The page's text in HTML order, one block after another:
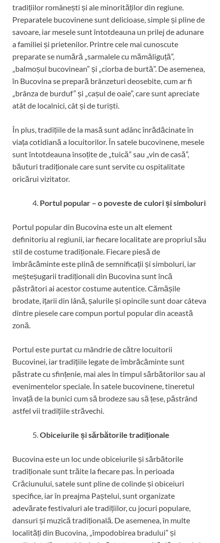
tradițiilor românești și ale minorităților din regiune.
Preparatele bucovinene sunt delicioase, simple și pline de
savoare, iar mesele sunt întotdeauna un prilej de adunare
a familiei și prietenilor. Printre cele mai cunoscute
preparate se numără „sarmalele cu mămăliguță”,
„balmoșul bucovinean” și „ciorba de burtă”. De asemenea,
în Bucovina se prepară brânzeturi deosebite, cum ar fi
„brânza de burduf” și „cașul de oaie”, care sunt apreciate
atât de localnici, cât și de turiști.
În plus, tradițiile de la masă sunt adânc înrădăcinate în
viața cotidiană a locuitorilor. În satele bucovinene, mesele
sunt întotdeauna însoțite de „tuică” sau „vin de casă”,
băuturi tradiționale care sunt servite cu ospitalitate
oricărui vizitator.
Portul popular – o poveste de culori și simboluri
Portul popular din Bucovina este un alt element
definitoriu al regiunii, iar fiecare localitate are propriul său
stil de costume tradiționale. Fiecare piesă de
îmbrăcăminte este plină de semnificații și simboluri, iar
meșteșugarii tradiționali din Bucovina sunt încă
păstrători ai acestor costume autentice. Cămășile
brodate, ițarii din lână, șalurile și opincile sunt doar câteva
dintre piesele care compun portul popular din această
zonă.
Portul este purtat cu mândrie de către locuitorii
Bucovinei, iar tradițiile legate de îmbrăcăminte sunt
păstrate cu sfințenie, mai ales în timpul sărbătorilor sau al
evenimentelor speciale. În satele bucovinene, tineretul
învață de la bunici cum să brodeze sau să țese, păstrând
astfel vii tradițiile străvechi.
Obiceiurile și sărbătorile tradiționale
Bucovina este un loc unde obiceiurile și sărbătorile
tradiționale sunt trăite la fiecare pas. În perioada
Crăciunului, satele sunt pline de colinde și obiceiuri
specifice, iar în preajma Paștelui, sunt organizate
adevărate festivaluri ale tradițiilor, cu jocuri populare,
dansuri și muzică tradițională. De asemenea, în multe
localități din Bucovina, „împodobirea bradului” și